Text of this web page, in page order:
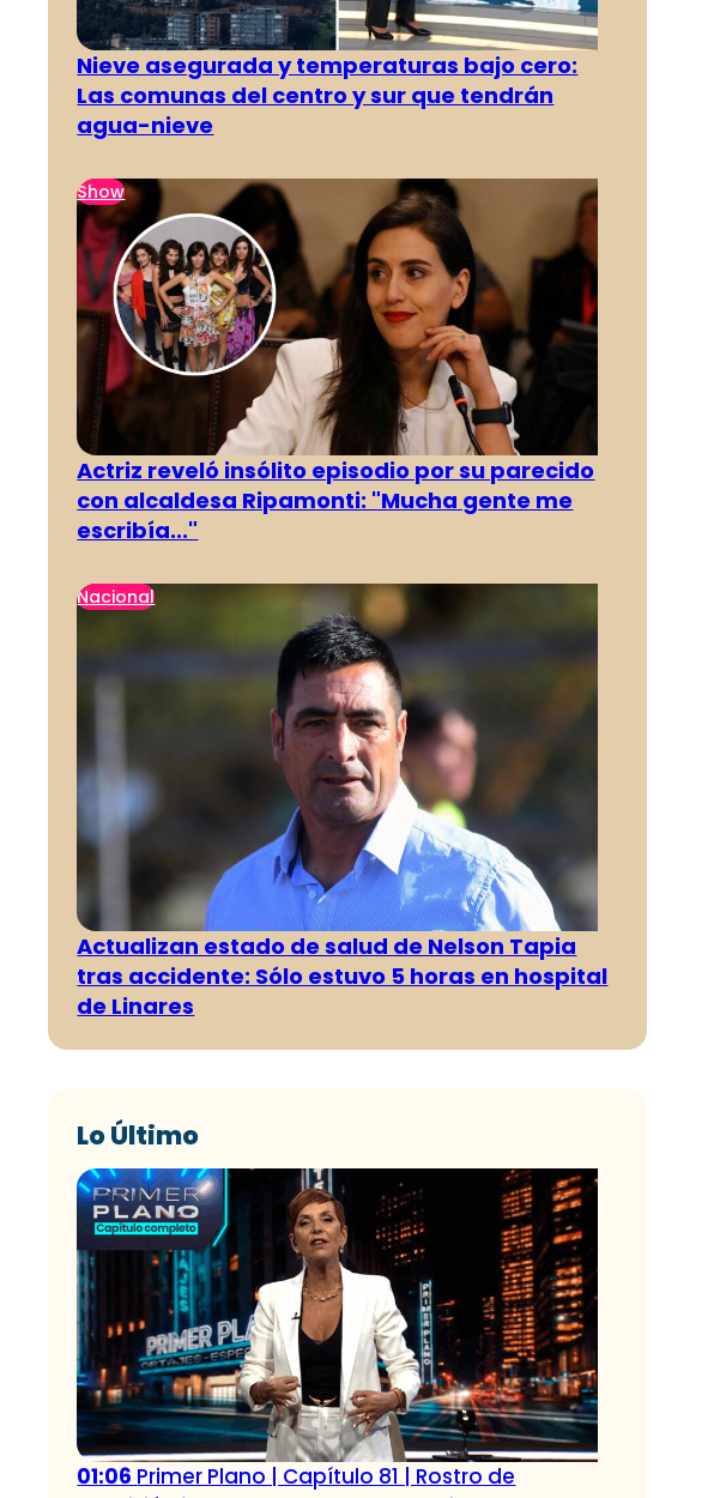
Nieve asegurada y temperaturas bajo cero:
Las comunas del centro y sur que tendrán
agua-nieve
Show
Actriz reveló insólito episodio por su parecido
con alcaldesa Ripamonti: "Mucha gente me
escribía..."
Nacional
Actualizan estado de salud de Nelson Tapia
tras accidente: Sólo estuvo 5 horas en hospital
de Linares
Lo Último
01:06 Primer Plano | Capítulo 81 | Rostro de